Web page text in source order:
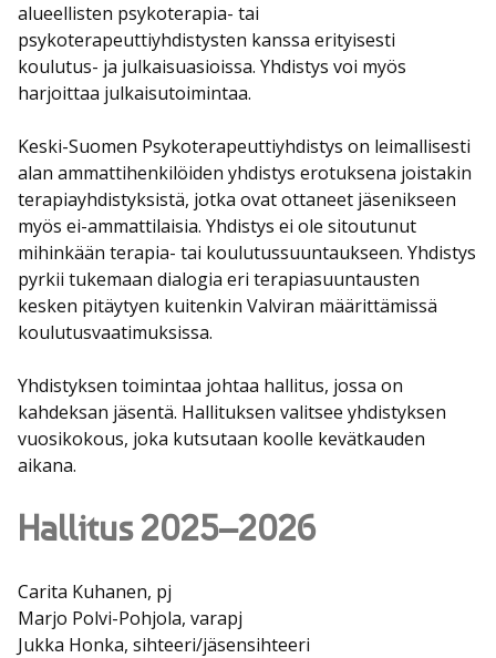
alueellisten psykoterapia- tai
psykoterapeuttiyhdistysten kanssa erityisesti
koulutus- ja julkaisuasioissa. Yhdistys voi myös
harjoittaa julkaisutoimintaa.
Keski-Suomen Psykoterapeuttiyhdistys on leimallisesti
alan ammattihenkilöiden yhdistys erotuksena joistakin
terapiayhdistyksistä, jotka ovat ottaneet jäsenikseen
myös ei-ammattilaisia. Yhdistys ei ole sitoutunut
mihinkään terapia- tai koulutussuuntaukseen. Yhdistys
pyrkii tukemaan dialogia eri terapiasuuntausten
kesken pitäytyen kuitenkin Valviran määrittämissä
koulutusvaatimuksissa.
Yhdistyksen toimintaa johtaa hallitus, jossa on
kahdeksan jäsentä. Hallituksen valitsee yhdistyksen
vuosikokous, joka kutsutaan koolle kevätkauden
aikana.
Hallitus 2025–2026
Carita Kuhanen, pj
Marjo Polvi-Pohjola, varapj
Jukka Honka, sihteeri/jäsensihteeri